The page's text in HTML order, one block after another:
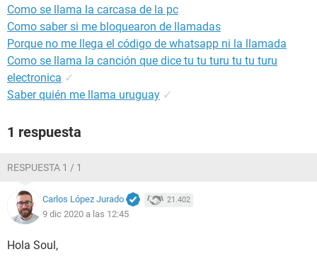
Como se llama la carcasa de la pc
Como saber si me bloquearon de llamadas
Porque no me llega el código de whatsapp ni la llamada
Como se llama la canción que dice tu tu turu tu tu turu
electronica ✓
Saber quién me llama uruguay ✓
1 respuesta
RESPUESTA 1 / 1
Carlos López Jurado 21.402
9 dic 2020 a las 12:45
Hola Soul,